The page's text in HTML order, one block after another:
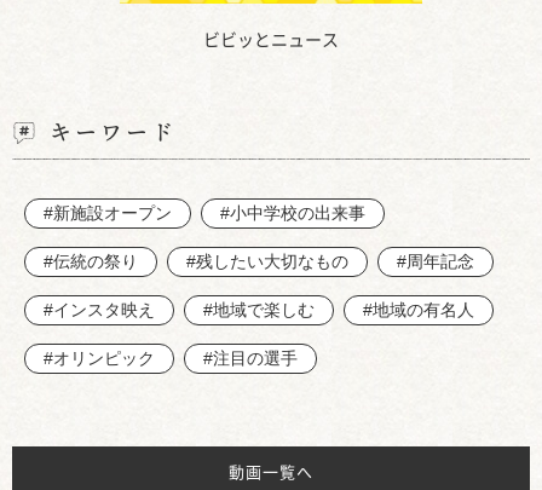
ビビッとニュース
キーワード
#新施設オープン #小中学校の出来事
#伝統の祭り #残したい大切なもの #周年記念
#インスタ映え #地域で楽しむ #地域の有名人
#オリンピック #注目の選手
動画一覧へ